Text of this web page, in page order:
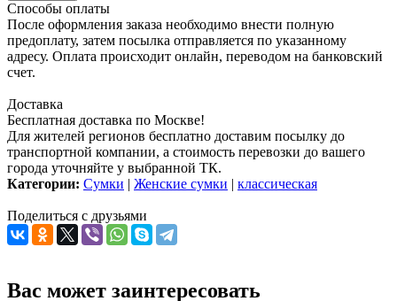
Способы оплаты
После оформления заказа необходимо внести полную
предоплату, затем посылка отправляется по указанному
адресу. Оплата происходит онлайн, переводом на банковский
счет.
Доставка
Бесплатная доставка по Москве!
Для жителей регионов бесплатно доставим посылку до
транспортной компании, а стоимость перевозки до вашего
города уточняйте у выбранной ТК.
Категории: Сумки | Женские сумки | классическая
Поделиться с друзьями
Вас может заинтересовать